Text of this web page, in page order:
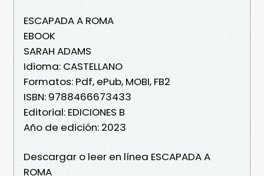
ESCAPADA A ROMA
EBOOK
SARAH ADAMS
Idioma: CASTELLANO
Formatos: Pdf, ePub, MOBI, FB2
ISBN: 9788466673433
Editorial: EDICIONES B
Año de edición: 2023
Descargar o leer en línea ESCAPADA A
ROMA